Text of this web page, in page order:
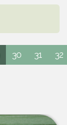
30 31 32